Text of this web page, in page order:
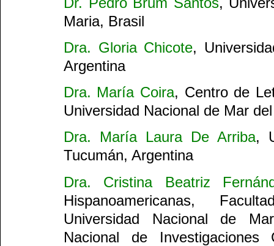
Maria, Brasil
Dra. Gloria Chicote,
Argentina
Dra. María Coira, Centro de
Universidad Nacional de Mar
Dra. María Laura De Arriba,
Tucumán, Argentina
Dra. Cristina Beatriz
Hispanoamericanas,
Universidad Nacional de
Nacional de Investigaciones